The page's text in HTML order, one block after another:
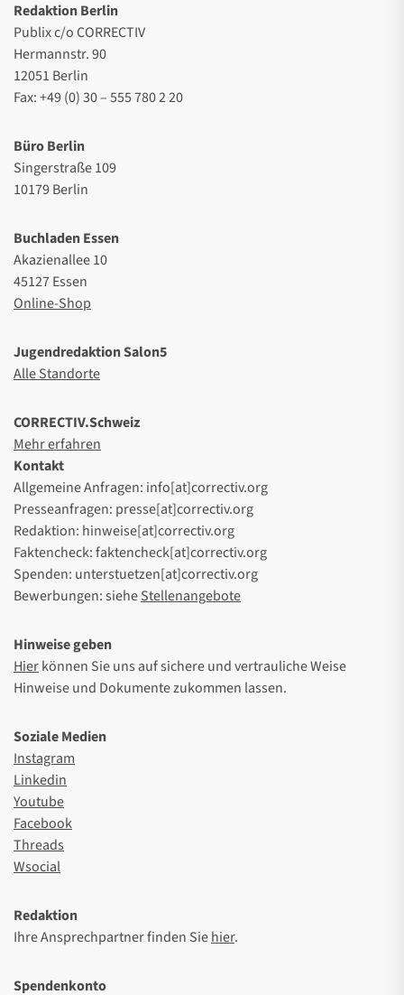
Redaktion Berlin
Publix c/o CORRECTIV
Hermannstr. 90
12051 Berlin
Fax: +49 (0) 30 – 555 780 2 20
Büro Berlin
Singerstraße 109
10179 Berlin
Buchladen Essen
Akazienallee 10
45127 Essen
Online-Shop
Jugendredaktion Salon5
Alle Standorte
CORRECTIV.Schweiz
Mehr erfahren
Kontakt
Allgemeine Anfragen: info[at]correctiv.org
Presseanfragen: presse[at]correctiv.org
Redaktion: hinweise[at]correctiv.org
Faktencheck: faktencheck[at]correctiv.org
Spenden: unterstuetzen[at]correctiv.org
Bewerbungen: sieheStellenangebote
Hinweise geben
Hierkönnen Sie uns auf sichere und vertrauliche Weise
Hinweise und Dokumente zukommen lassen.
Soziale Medien
Instagram
Linkedin
Youtube
Facebook
Threads
Wsocial
Redaktion
Ihre Ansprechpartner finden Siehier.
Spendenkonto